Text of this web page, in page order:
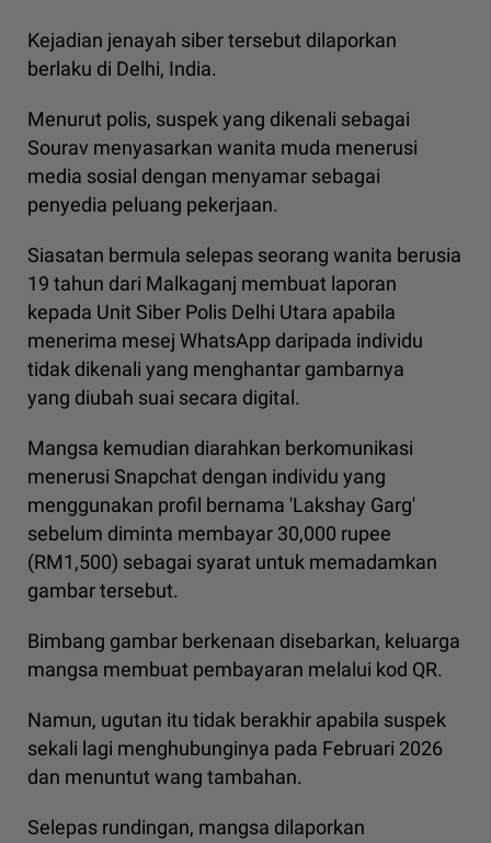
Kejadian jenayah siber tersebut dilaporkan
berlaku di Delhi, India.
Menurut polis, suspek yang dikenali sebagai
Sourav menyasarkan wanita muda menerusi
media sosial dengan menyamar sebagai
penyedia peluang pekerjaan.
Siasatan bermula selepas seorang wanita berusia
19 tahun dari Malkaganj membuat laporan
kepada Unit Siber Polis Delhi Utara apabila
menerima mesej WhatsApp daripada individu
tidak dikenali yang menghantar gambarnya
yang diubah suai secara digital.
Mangsa kemudian diarahkan berkomunikasi
menerusi Snapchat dengan individu yang
menggunakan profil bernama 'Lakshay Garg'
sebelum diminta membayar 30,000 rupee
(RM1,500) sebagai syarat untuk memadamkan
gambar tersebut.
Bimbang gambar berkenaan disebarkan, keluarga
mangsa membuat pembayaran melalui kod QR.
Namun, ugutan itu tidak berakhir apabila suspek
sekali lagi menghubunginya pada Februari 2026
dan menuntut wang tambahan.
Selepas rundingan, mangsa dilaporkan